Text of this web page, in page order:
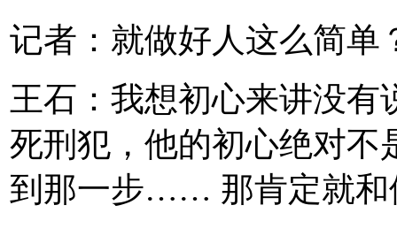
记者：就做好人这么简单
王石：我想初心来讲没有
死刑犯，他的初心绝对不
到那一步…… 那肯定就和